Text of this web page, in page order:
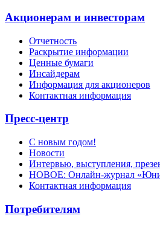
Акционерам и инвесторам
Отчетность
Раскрытие информации
Ценные бумаги
Инсайдерам
Информация для акционеров
Контактная информация
Пресс-центр
С новым годом!
Новости
Интервью, выступления,
НОВОЕ: Онлайн-журнал
Контактная информация
Потребителям